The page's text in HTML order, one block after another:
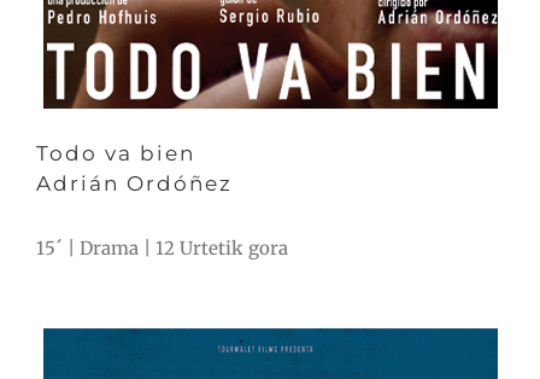
Todo va bien
Adrián Ordóñez
15´ | Drama | 12 Urtetik gora